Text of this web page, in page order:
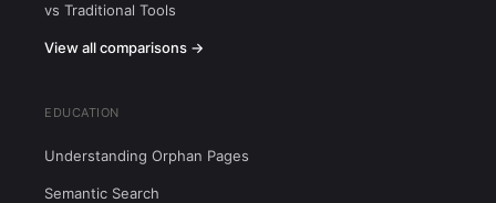
vs Traditional Tools
View all comparisons →
EDUCATION
Understanding Orphan Pages
Semantic Search